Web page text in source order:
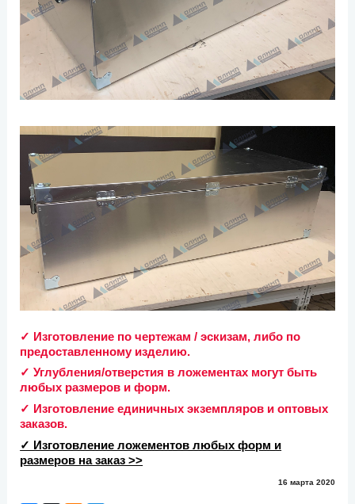
✓ Изготовление по чертежам / эскизам, либо по
предоставленному изделию.
✓ Углубления/отверстия в ложементах могут быть
любых размеров и форм.
✓ Изготовление единичных экземпляров и оптовых
заказов.
✓ Изготовление ложементов любых форм и
размеров на заказ >>
16 марта 2020